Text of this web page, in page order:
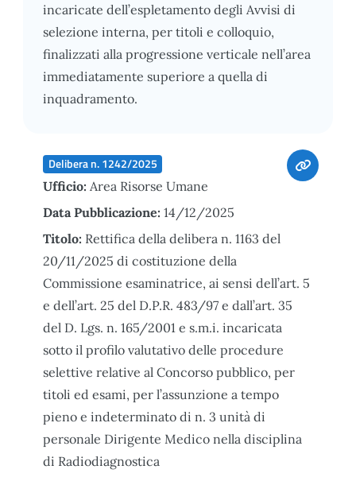
incaricate dell’espletamento degli Avvisi di
selezione interna, per titoli e colloquio,
finalizzati alla progressione verticale nell’area
immediatamente superiore a quella di
inquadramento.
Delibera n. 1242/2025
Ufficio: Area Risorse Umane
Data Pubblicazione: 14/12/2025
Titolo: Rettifica della delibera n. 1163 del
20/11/2025 di costituzione della
Commissione esaminatrice, ai sensi dell’art. 5
e dell’art. 25 del D.P.R. 483/97 e dall’art. 35
del D. Lgs. n. 165/2001 e s.m.i. incaricata
sotto il profilo valutativo delle procedure
selettive relative al Concorso pubblico, per
titoli ed esami, per l’assunzione a tempo
pieno e indeterminato di n. 3 unità di
personale Dirigente Medico nella disciplina
di Radiodiagnostica